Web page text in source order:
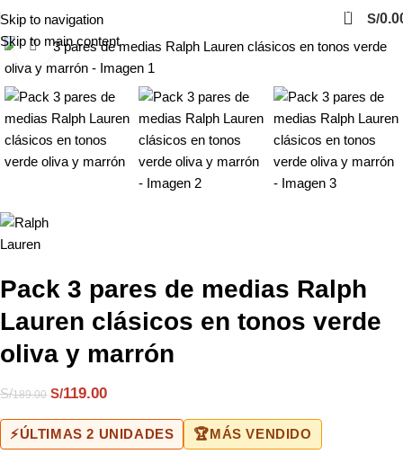
Skip to navigation
Skip to main content
0
S/
Click to enlarge
Pack 3 pares de medias Ralph
Lauren clásicos en tonos verde
oliva y marrón
S/189.00 S/119.00
⚡ÚLTIMAS 2 UNIDADES 🏆MÁS VENDIDO